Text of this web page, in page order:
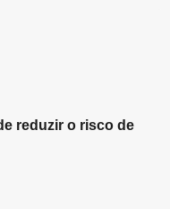
reduzir o risco de